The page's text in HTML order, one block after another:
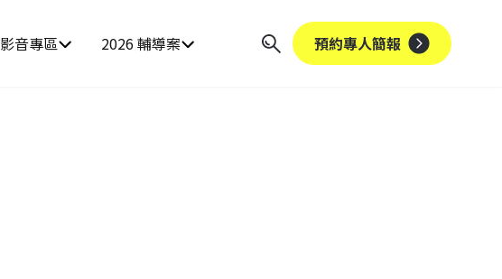
影音專區 2026 輔導案 預約專人簡報